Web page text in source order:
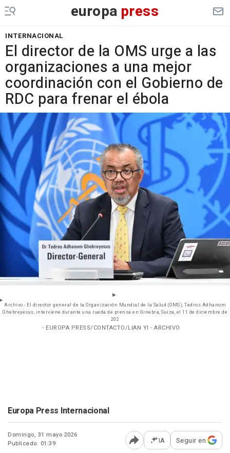
europa press
INTERNACIONAL
El director de la OMS urge a las
organizaciones a una mejor
coordinación con el Gobierno de
RDC para frenar el ébola
Archivo - El director general de la Organización Mundial de la Salud (OMS), Tedros Adhanom
Ghebreyesus, interviene durante una rueda de prensa en Ginebra, Suiza, el 11 de diciembre de
202
- EUROPA PRESS/CONTACTO/LIAN YI - ARCHIVO
Europa Press Internacional
Domingo, 31 mayo 2026
Publicado: 01:39
Abrir opciones para
IA Seguir en